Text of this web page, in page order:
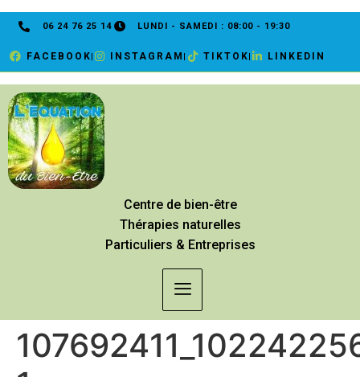
06 24 76 25 14 LUNDI - SAMEDI : 08:00 - 19:30
FACEBOOK INSTAGRAM TIKTOK LINKEDIN
Centre de bien-être
Thérapies naturelles
Particuliers & Entreprises